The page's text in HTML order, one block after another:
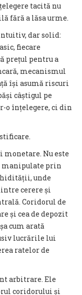
tacită nu
fără a lăsa urme.
dar solid:
fiecare
prețul pentru a
mecanismul
își asumă riscuri
câștigul pe
o înțelegere, ci din
Nu este
manipulate prin
unde
cerere și
Coridorul de
și cea de depozit
cum arată
lucrările lui
ratelor de
arbitrare. Ele
coridorului și